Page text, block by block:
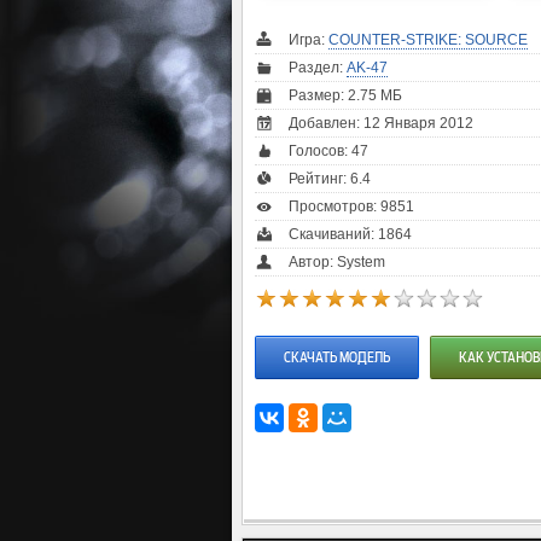
Игра: COUNTER-STRIKE: SOURCE
Раздел: AK-47
Размер: 2.75 МБ
Добавлен: 12 Января 2012
Голосов: 47
Рейтинг: 6.4
Просмотров: 9851
Скачиваний: 1864
Автор: System
СКАЧАТЬ МОДЕЛЬ КАК